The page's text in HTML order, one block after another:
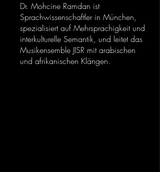
Dr. Mohcine Ramdan ist
Sprachwissenschaftler in München,
spezialisiert auf Mehrsprachigkeit und
interkulturelle Semantik, und leitet das
Musikensemble JISR mit arabischen
und afrikanischen Klängen.